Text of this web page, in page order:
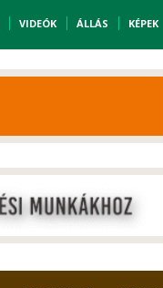
VIDEÓK ÁLLÁS KÉPEK